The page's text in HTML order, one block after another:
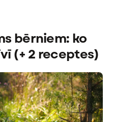
bērniem: ko
(+ 2 receptes)